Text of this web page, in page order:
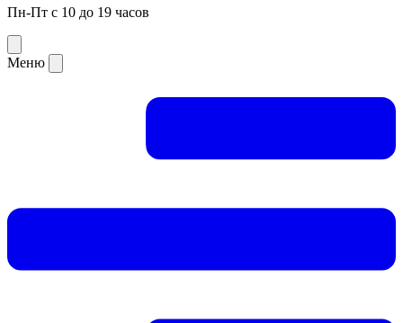
Пн-Пт с 10 до 19 часов
Меню